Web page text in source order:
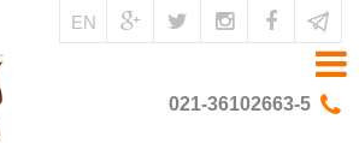
EN
021-36102663-5